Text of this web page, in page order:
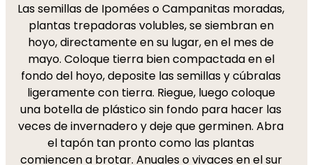
Las semillas de Ipomées o Campanitas moradas,
plantas trepadoras volubles, se siembran en
hoyo, directamente en su lugar, en el mes de
mayo. Coloque tierra bien compactada en el
fondo del hoyo, deposite las semillas y cúbralas
ligeramente con tierra. Riegue, luego coloque
una botella de plástico sin fondo para hacer las
veces de invernadero y deje que germinen. Abra
el tapón tan pronto como las plantas
comiencen a brotar. Anuales o vivaces en el sur